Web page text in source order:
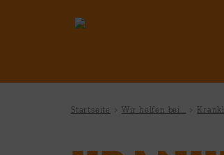
Startseite Wir helfen bei...